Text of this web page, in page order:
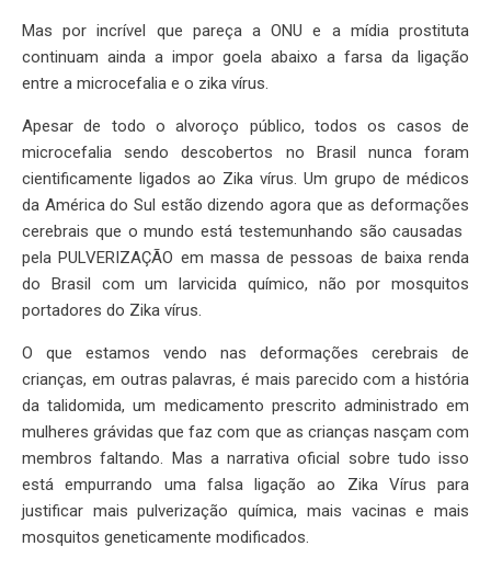
Mas por incrível que pareça a ONU e a mídia prostituta
continuam ainda a impor goela abaixo a farsa da ligação
entre a microcefalia e o zika vírus.
Apesar de todo o alvoroço público, todos os casos de
microcefalia sendo descobertos no Brasil nunca foram
cientificamente ligados ao Zika vírus. Um grupo de médicos
da América do Sul estão dizendo agora que as deformações
cerebrais que o mundo está testemunhando são causadas ​​
pela PULVERIZAÇÃO em massa de pessoas de baixa renda
do Brasil com um larvicida químico, não por mosquitos
portadores do Zika vírus.
O que estamos vendo nas deformações cerebrais de
crianças, em outras palavras, é mais parecido com a história
da talidomida, um medicamento prescrito administrado em
mulheres grávidas que faz com que as crianças nasçam com
membros faltando. Mas a narrativa oficial sobre tudo isso
está empurrando uma falsa ligação ao Zika Vírus para
justificar mais pulverização química, mais vacinas e mais
mosquitos geneticamente modificados.